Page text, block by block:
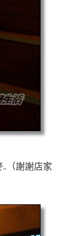
（謝謝店家